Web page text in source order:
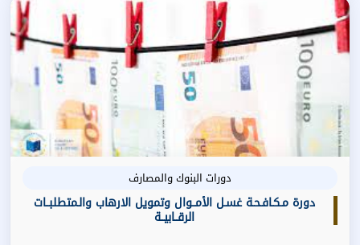
دورات البنوك والمصارف
دورة مـكـافـحـة غسـل الأمــوال وتمويل الارهاب والـمتطلبــات
الرقــابيــة